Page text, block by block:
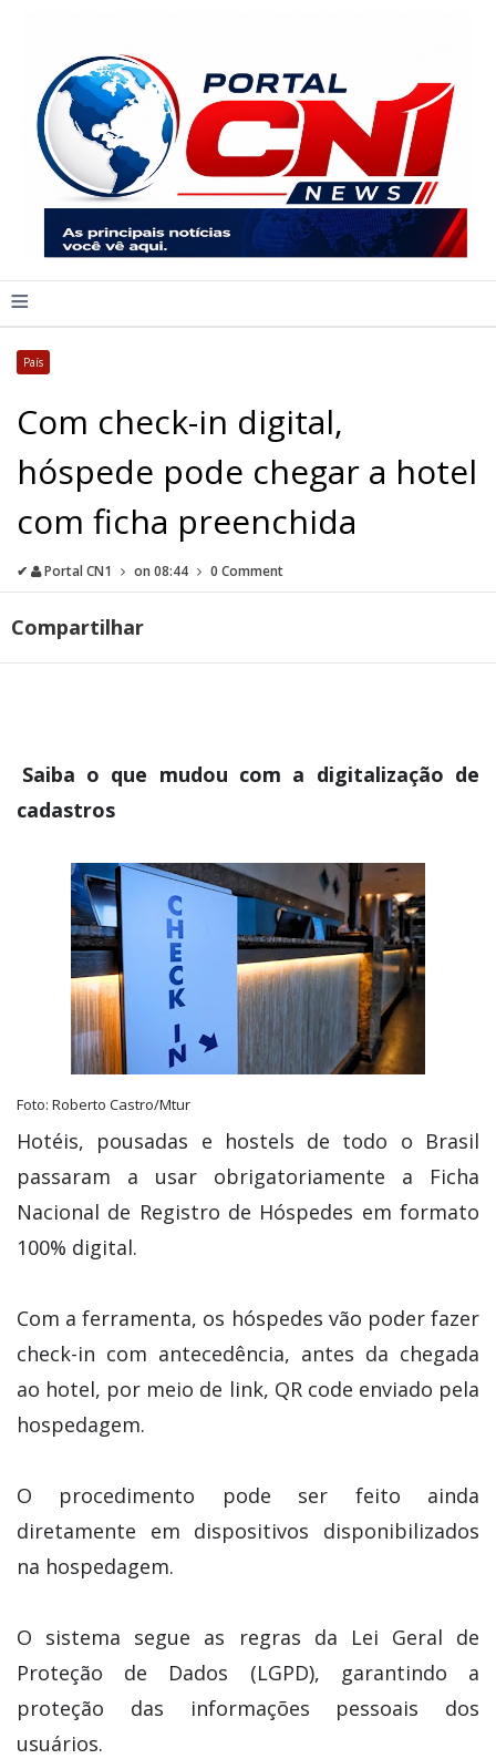
≡
País
Com check-in digital,
hóspede pode chegar a hotel
com ficha preenchida
✔ Portal CN1 on 08:44 0 Comment
Compartilhar
Saiba o que mudou com a digitalização de
cadastros
Foto: Roberto Castro/Mtur
Hotéis, pousadas e hostels de todo o Brasil
passaram a usar obrigatoriamente a Ficha
Nacional de Registro de Hóspedes em formato
100% digital.
Com a ferramenta, os hóspedes vão poder fazer
check-in com antecedência, antes da chegada
ao hotel, por meio de link, QR code enviado pela
hospedagem.
O procedimento pode ser feito ainda
diretamente em dispositivos disponibilizados
na hospedagem.
O sistema segue as regras da Lei Geral de
Proteção de Dados (LGPD), garantindo a
proteção das informações pessoais dos
usuários.